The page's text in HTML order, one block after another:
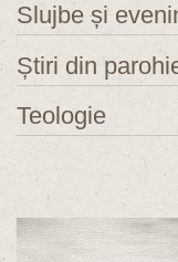
Slujbe și
Știri din
Teologie